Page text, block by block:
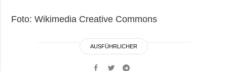
Foto: Wikimedia Creative Commons
AUSFÜHRLICHER